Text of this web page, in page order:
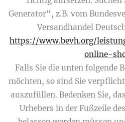
Generator“, z.B. vom
Versandhandel
https://www.bevh.org/
online-
Falls Sie die unten folgende
möchten, so sind Sie
auszufüllen. Bedenken Sie,
Urhebers in der Fußzeile